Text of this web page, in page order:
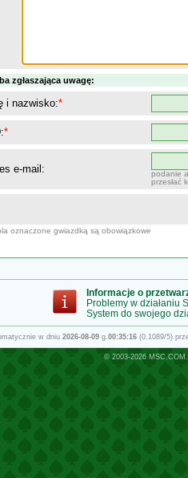
zgłaszająca uwagę:
i nazwisko:*
*
e-mail:
podanie
przesłać
oznaczone gwiazdką są obowiązkowe
Informacje o
Problemy w działaniu
System do swojego
w dniu 2026-08-09g.00:35:16(0.1089/5)
© 2003-2026